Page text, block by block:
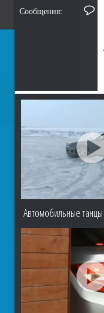
Сообщения:
Автомобильные